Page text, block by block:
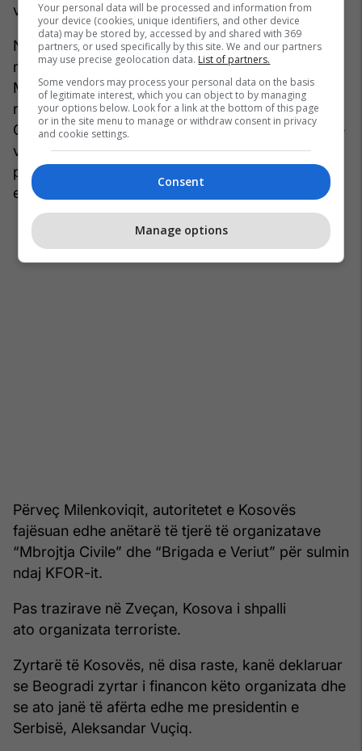
vitit 2022.
Ndërsa serbët lokalë në Mitrovicën e Veriut
mbanin protesta për shkak të arrestimit të
Milenkoviqit, ministri Sveçla tha se ai është “një
nga udhëheqësit e formacionit kriminal ‘Mbrojtja
Civile’ dhe udhëheqës i grupeve kriminale, që, me
vite, i kanë terrorizuar qytetarët, i kanë sulmuar
pjesëtarët e Policisë së Kosovës dhe institucionet
e Republikës së Kosovës”.
Përveç Milenkoviqit, autoritetet e Kosovës
fajësuan edhe anëtarë të tjerë të organizatave
“Mbrojtja Civile” dhe “Brigada e Veriut” për sulmin
ndaj KFOR-it.
Pas trazirave në Zveçan, Kosova i shpalli
ato organizata terroriste.
Zyrtarë të Kosovës, në disa raste, kanë deklaruar
se Beogradi zyrtar i financon këto organizata dhe
se ato janë të afërta edhe me presidentin e
Serbisë, Aleksandar Vuçiq.
Your personal data will be processed and information from
your device (cookies, unique identifiers, and other device
data) may be stored by, accessed by and shared with 369
partners, or used specifically by this site. We and our partners
may use precise geolocation data. List of partners.
Some vendors may process your personal data on the basis
of legitimate interest, which you can object to by managing
your options below. Look for a link at the bottom of this page
or in the site menu to manage or withdraw consent in privacy
and cookie settings.
Consent
Manage options